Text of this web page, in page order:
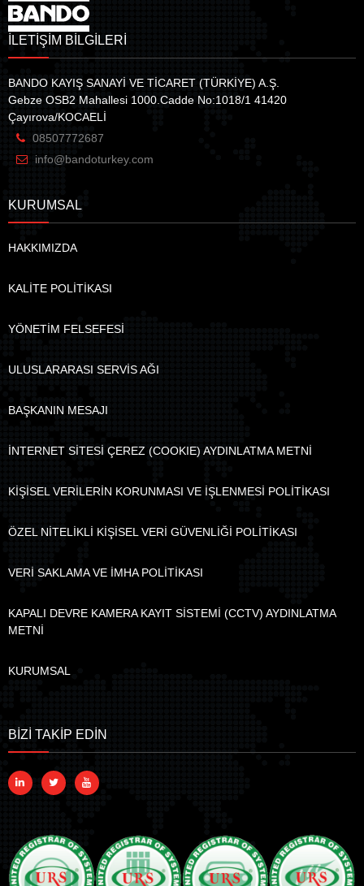
İLETİŞİM BİLGİLERİ
BANDO KAYIŞ SANAYİ VE TİCARET (TÜRKİYE) A.Ş.
Gebze OSB2 Mahallesi 1000.Cadde No:1018/1 41420
Çayırova/KOCAELİ
08507772687
info@bandoturkey.com
KURUMSAL
HAKKIMIZDA
KALİTE POLİTİKASI
YÖNETİM FELSEFESİ
ULUSLARARASI SERVİS AĞI
BAŞKANIN MESAJI
İNTERNET SİTESİ ÇEREZ (COOKIE) AYDINLATMA METNİ
KİŞİSEL VERİLERİN KORUNMASI VE İŞLENMESİ POLİTİKASI
ÖZEL NİTELİKLİ KİŞİSEL VERİ GÜVENLİĞİ POLİTİKASI
VERİ SAKLAMA VE İMHA POLİTİKASI
KAPALI DEVRE KAMERA KAYIT SİSTEMİ (CCTV) AYDINLATMA
METNİ
KURUMSAL
BİZİ TAKİP EDİN